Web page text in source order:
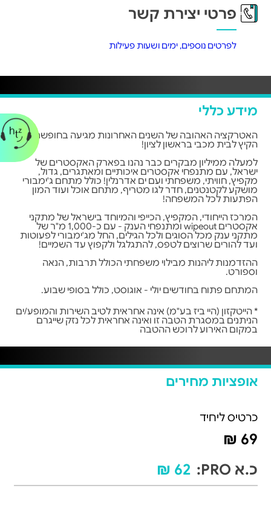
פרטי יצירת קשר
לפרטים נוספים, ימים ושעות פעילות
מידע כללי
האטרקציה האהובה של השנים האחרונות מגיעה בחופשת
הקיץ לבית מכבי בראשון לציון!
למעלה ממיליון מבקרים כבר נהנו בפארק האקסטרים של
ישראל, עם מתנפחי אקסטרים איכותיים ומאתגרים, גדול,
מקפיץ, חוויתי, משפחתי ועם ים אדרנלין! כולל מתחם ג'ימבורי
מושקע לקטנטנים, חדר לגו מטריף, מתחם אוכל ועוד המון
הפתעות לכל המשפחה!
המרכז הייחודי, המקפיץ, הכייפי והמיוחד בישראל של מתקני
אקסטרים wipeout ומתנפחי הענק - עם כ-1,000 מ"ר של
מתקני ענק מכל הסוגים ולכל הגילים, החל מג'ימבורי לפעוטות
ועד להורים שרוצים לטפס, להתגלגל ולקפוץ עד השמיים!
ההזדמנות ליהנות מבילוי משפחתי הכולל תרבות, הנאה
וספורט.
המתחם פתוח בחודשים יולי - אוגוסט, כולל בסופי שבוע.
* הייטקזון (היי ביז בע"מ) אינה אחראית לטיב השירות והמופע/ים
הניתנים במסגרת הטבה זו ואינה אחראית לכל נזק שייגרם
במקום האירוע לרוכש ההטבה
אופציות מחירים
כרטיס ליחיד
69 ₪
כ.א PRO:
62 ₪